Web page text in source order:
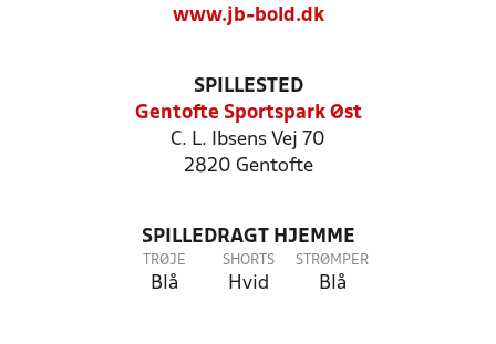
www.jb-bold.dk
SPILLESTED
Gentofte Sportspark Øst
C. L. Ibsens Vej 70
2820 Gentofte
SPILLEDRAGT HJEMME
TRØJE
Blå
SHORTS
Hvid
STRØMPER
Blå